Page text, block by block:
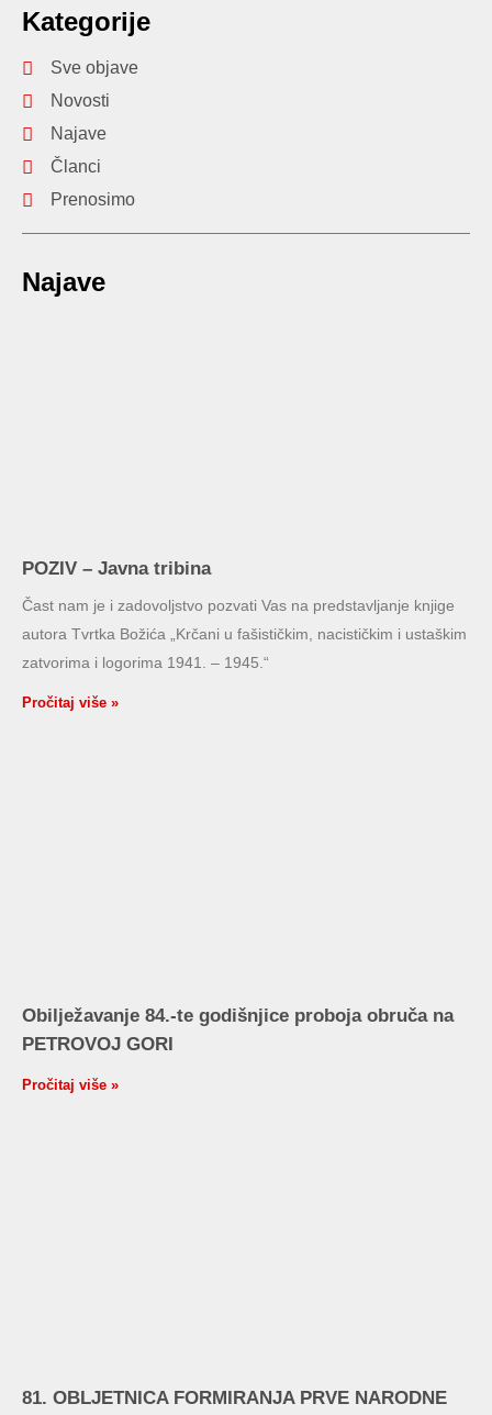
Kategorije
Sve objave
Novosti
Najave
Članci
Prenosimo
Najave
POZIV – Javna tribina
Čast nam je i zadovoljstvo pozvati Vas na predstavljanje knjige
autora Tvrtka Božića „Krčani u fašističkim, nacističkim i ustaškim
zatvorima i logorima 1941. – 1945.“
Pročitaj više »
Obilježavanje 84.-te godišnjice proboja obruča na
PETROVOJ GORI
Pročitaj više »
81. OBLJETNICA FORMIRANJA PRVE NARODNE